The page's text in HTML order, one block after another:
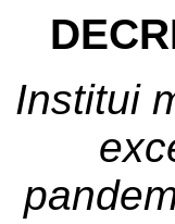
Institui